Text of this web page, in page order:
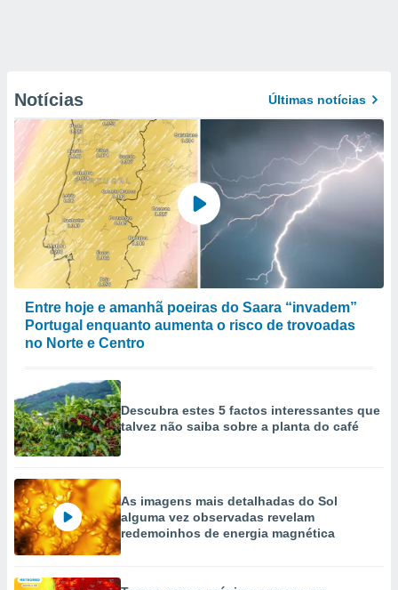
Notícias Últimas notícias
Entre hoje e amanhã poeiras do Saara “invadem”
Portugal enquanto aumenta o risco de trovoadas
no Norte e Centro
Descubra estes 5 factos interessantes que
talvez não saiba sobre a planta do café
As imagens mais detalhadas do Sol
alguma vez observadas revelam
redemoinhos de energia magnética